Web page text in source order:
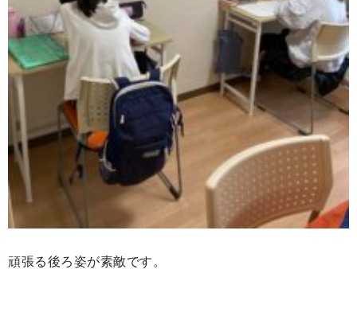
頑張る後ろ姿が素敵です。